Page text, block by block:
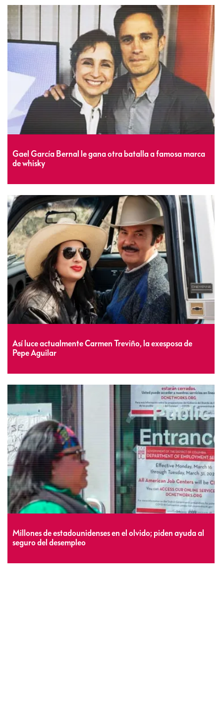
Gael García Bernal le gana otra batalla a famosa marca
de whisky
Así luce actualmente Carmen Treviño, la exesposa de
Pepe Aguilar
Millones de estadounidenses en el olvido; piden ayuda al
seguro del desempleo